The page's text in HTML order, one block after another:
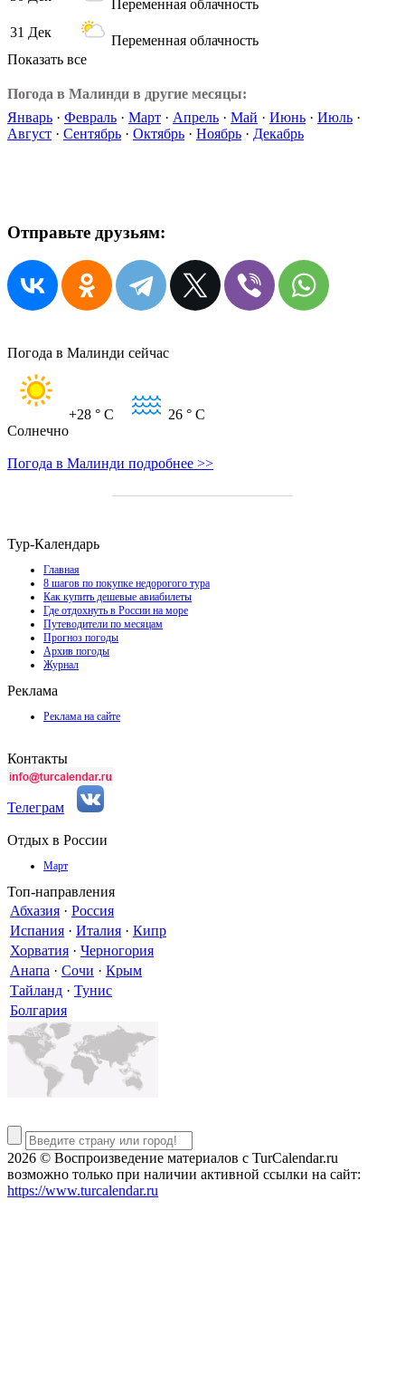
Переменная облачность
31 Дек
Переменная облачность
Показать все
Погода в Малинди в другие месяцы:
Январь · Февраль · Март · Апрель · Май · Июнь · Июль ·
Август · Сентябрь · Октябрь · Ноябрь · Декабрь
Отправьте друзьям:
Погода в Малинди сейчас
+28 ° C 26 ° C
Солнечно
Погода в Малинди подробнее >>
Тур-Календарь
Главная
8 шагов по покупке недорогого тура
Как купить дешевые авиабилеты
Где отдохнуть в России на море
Путеводители по месяцам
Прогноз погоды
Архив погоды
Журнал
Реклама
Реклама на сайте
Контакты
Телеграм
Отдых в России
Март
Топ-направления
Абхазия · Россия
Испания · Италия · Кипр
Хорватия · Черногория
Анапа · Сочи · Крым
Тайланд · Тунис
Болгария
2026 © Воспроизведение материалов c TurCalendar.ru
возможно только при наличии активной ссылки на сайт:
https://www.turcalendar.ru